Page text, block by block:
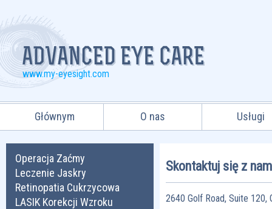
www.my-eyesight.com
Głównym O nas Usługi
Operacja Zaćmy
Leczenie Jaskry
Retinopatia Cukrzycowa
LASIK Korekcji Wzroku
Skontaktuj się z
2640 Golf Road, Suite 120,